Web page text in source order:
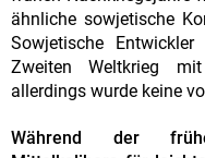
ähnliche sowjetische
Sowjetische
Zweiten Weltkrieg mit
allerdings wurde keine
Während der